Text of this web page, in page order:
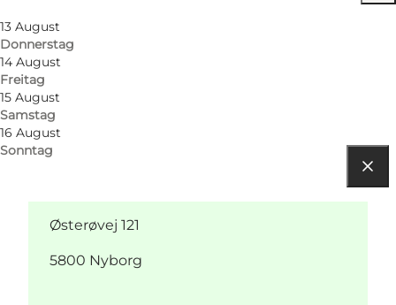
13 August
Donnerstag
14 August
Freitag
15 August
Samstag
16 August
Sonntag
Østerøvej 121
5800 Nyborg